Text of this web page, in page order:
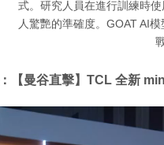
式。研究人員在進行訓練時
人驚艷的準確度。GOAT AI
【曼谷直擊】TCL 全新